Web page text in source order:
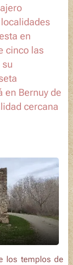
en
cinco las
su
en Bernuy de
cercana
los templos de